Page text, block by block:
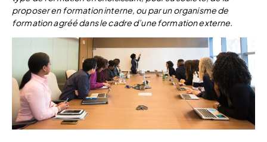
proposer en formation interne, ou par un organisme de
formation agréé dans le cadre d’une formation externe.